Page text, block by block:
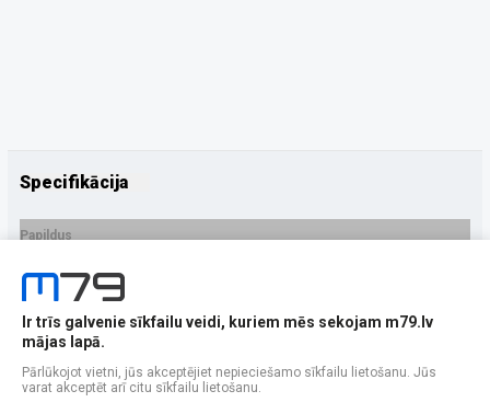
Specifikācija
Papildus
Ražotājs
PRECES APRAKSTS
Ir trīs galvenie sīkfailu veidi, kuriem mēs sekojam m79.lv
mājas lapā.
Pārlūkojot vietni, jūs akceptējiet nepieciešamo sīkfailu lietošanu. Jūs
varat akceptēt arī citu sīkfailu lietošanu.